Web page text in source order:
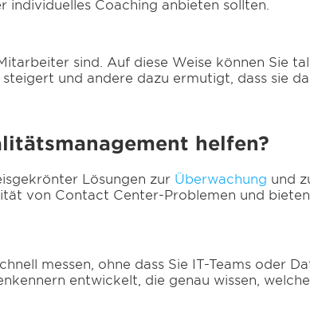
Coaching anbieten sollten.
sind. Auf diese Weise können Sie
und andere dazu ermutigt, dass sie
helfen?
Lösungen zur Überwachung und
von Contact Center-Problemen und
messen, ohne dass Sie IT-Teams oder
entwickelt, die genau wissen,